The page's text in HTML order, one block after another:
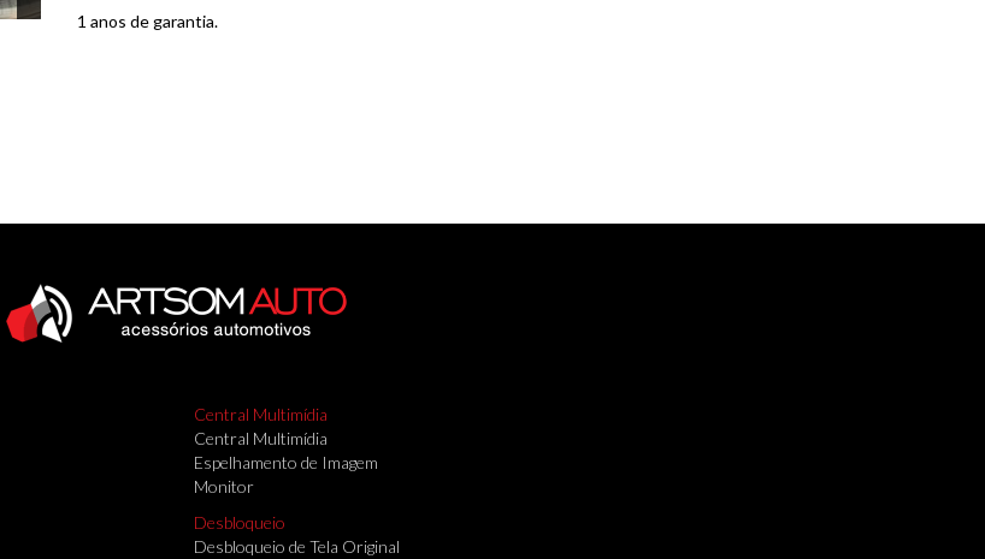
1 anos de garantia.
Central Multimídia
Central Multimídia
Espelhamento de Imagem
Monitor
Desbloqueio
Desbloqueio de Tela Original